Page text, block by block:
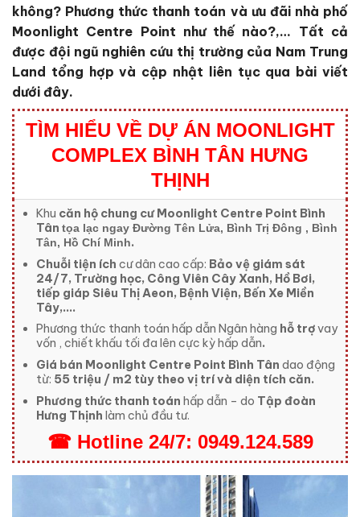
không? Phương thức thanh toán và ưu đãi nhà phố
Moonlight Centre Point như thế nào?,… Tất cả
được đội ngũ nghiên cứu thị trường của Nam Trung
Land tổng hợp và cập nhật liên tục qua bài viết
dưới đây.
TÌM HIỂU VỀ DỰ ÁN MOONLIGHT
COMPLEX BÌNH TÂN HƯNG
THỊNH
Khu căn hộ chung cư Moonlight Centre Point Bình
Tân tọa lạc ngay Đường Tên Lửa, Bình Trị Đông , Bình
Tân, Hồ Chí Minh.
Chuỗi tiện ích cư dân cao cấp: Bảo vệ giám sát
24/7, Trường học, Công Viên Cây Xanh, Hồ Bơi,
tiếp giáp Siêu Thị Aeon, Bệnh Viện, Bến Xe Miền
Tây,….
Phương thức thanh toán hấp dẫn Ngân hàng hỗ trợvay
vốn , chiết khấu tối đa lên cực kỳ hấp dẫn.
Giá bán Moonlight Centre Point Bình Tân dao động
từ: 55 triệu / m2 tùy theo vị trí và diện tích căn.
Phương thức thanh toán hấp dẫn – do Tập đoàn
Hưng Thịnh làm chủ đầu tư.
☎ Hotline 24/7: 0949.124.589